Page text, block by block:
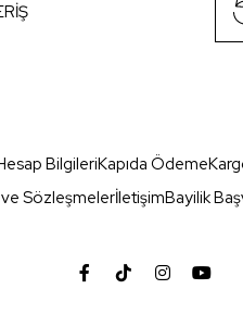
BilgileriKapıda Ödeme
ve SözleşmelerİletişimBayilik